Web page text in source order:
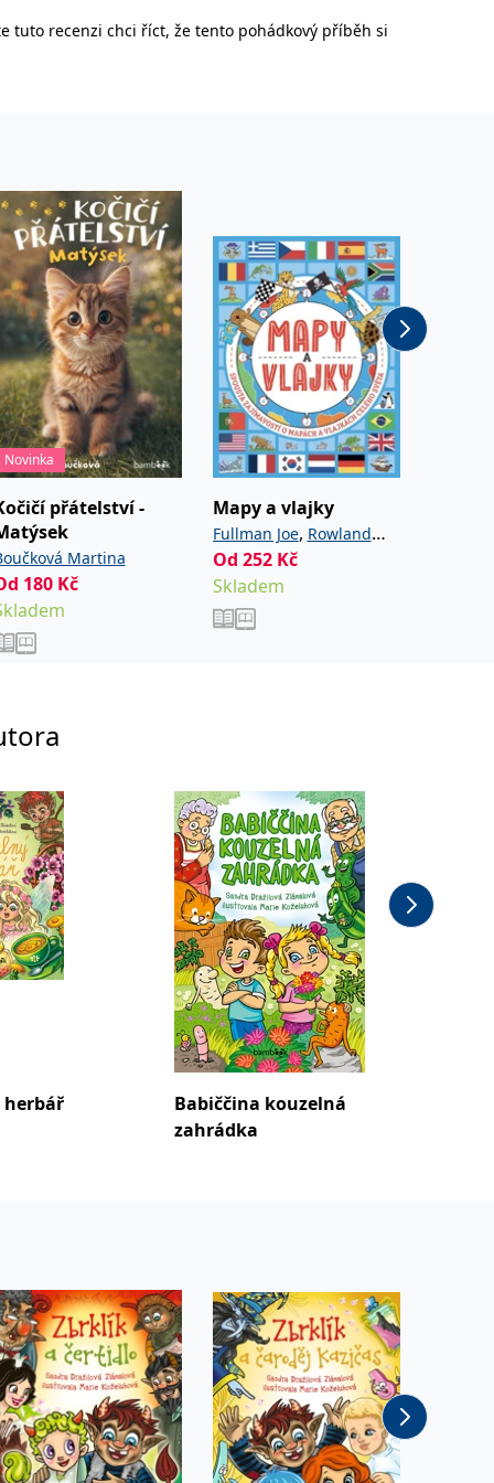
tuto recenzi chci říct, že tento pohádkový příběh si
Novinka
přátelství -
Martina
180 Kč
Mapy a vlajky
Fullman Joe, Rowland
Andy
Od 252 Kč
Skladem
herbář
Babiččina kouzelná
zahrádka
vložených skriptů Microsoft. Široce se věří, že se
pro interní analýzu.
nám komunikovat s uživatelem, který již dříve navštívil
prohlížeč návštěvníka webu podporuje soubory cookie.
webové stránky a jakoukoli reklamu, kterou koncový
o aktivitě na webu. Tato data mohou být odeslána k